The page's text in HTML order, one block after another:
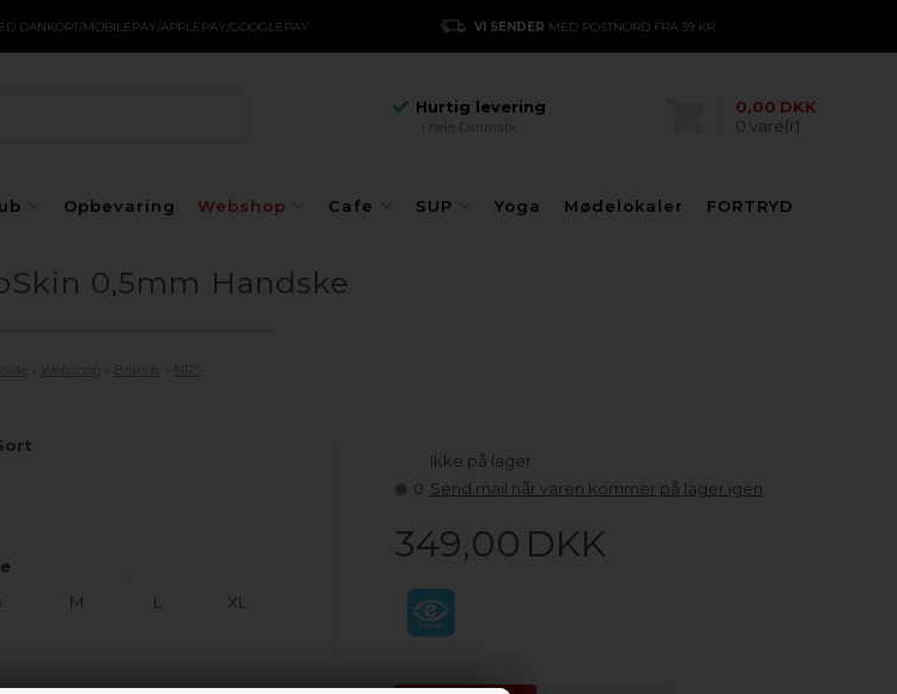
DANKORT/MOBILEPAY/APPLEPAY/GOOGLEPAY VI SENDER MED POSTNORD FRA 39 KR.
Hurtig levering
Hurtig levering
i hele Danmark
i hele Danmark
0,00 DKK
0 vare(r)
Opbevaring Webshop Cafe SUP Yoga Mødelokaler FORTRYD
0,5mm Handske
M L XL
0
Ikke på lager
Send mail når varen kommer på lager igen
349,00 DKK